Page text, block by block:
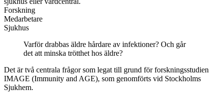
Forskning
Medarbetare
Sjukhus
Varför drabbas äldre hårdare av infektioner? Och går
det att minska trötthet hos äldre?
Det är två centrala frågor som legat till grund för forskningsstudien
IMAGE (Immunity and AGE), som genomförts vid Stockholms
Sjukhem.